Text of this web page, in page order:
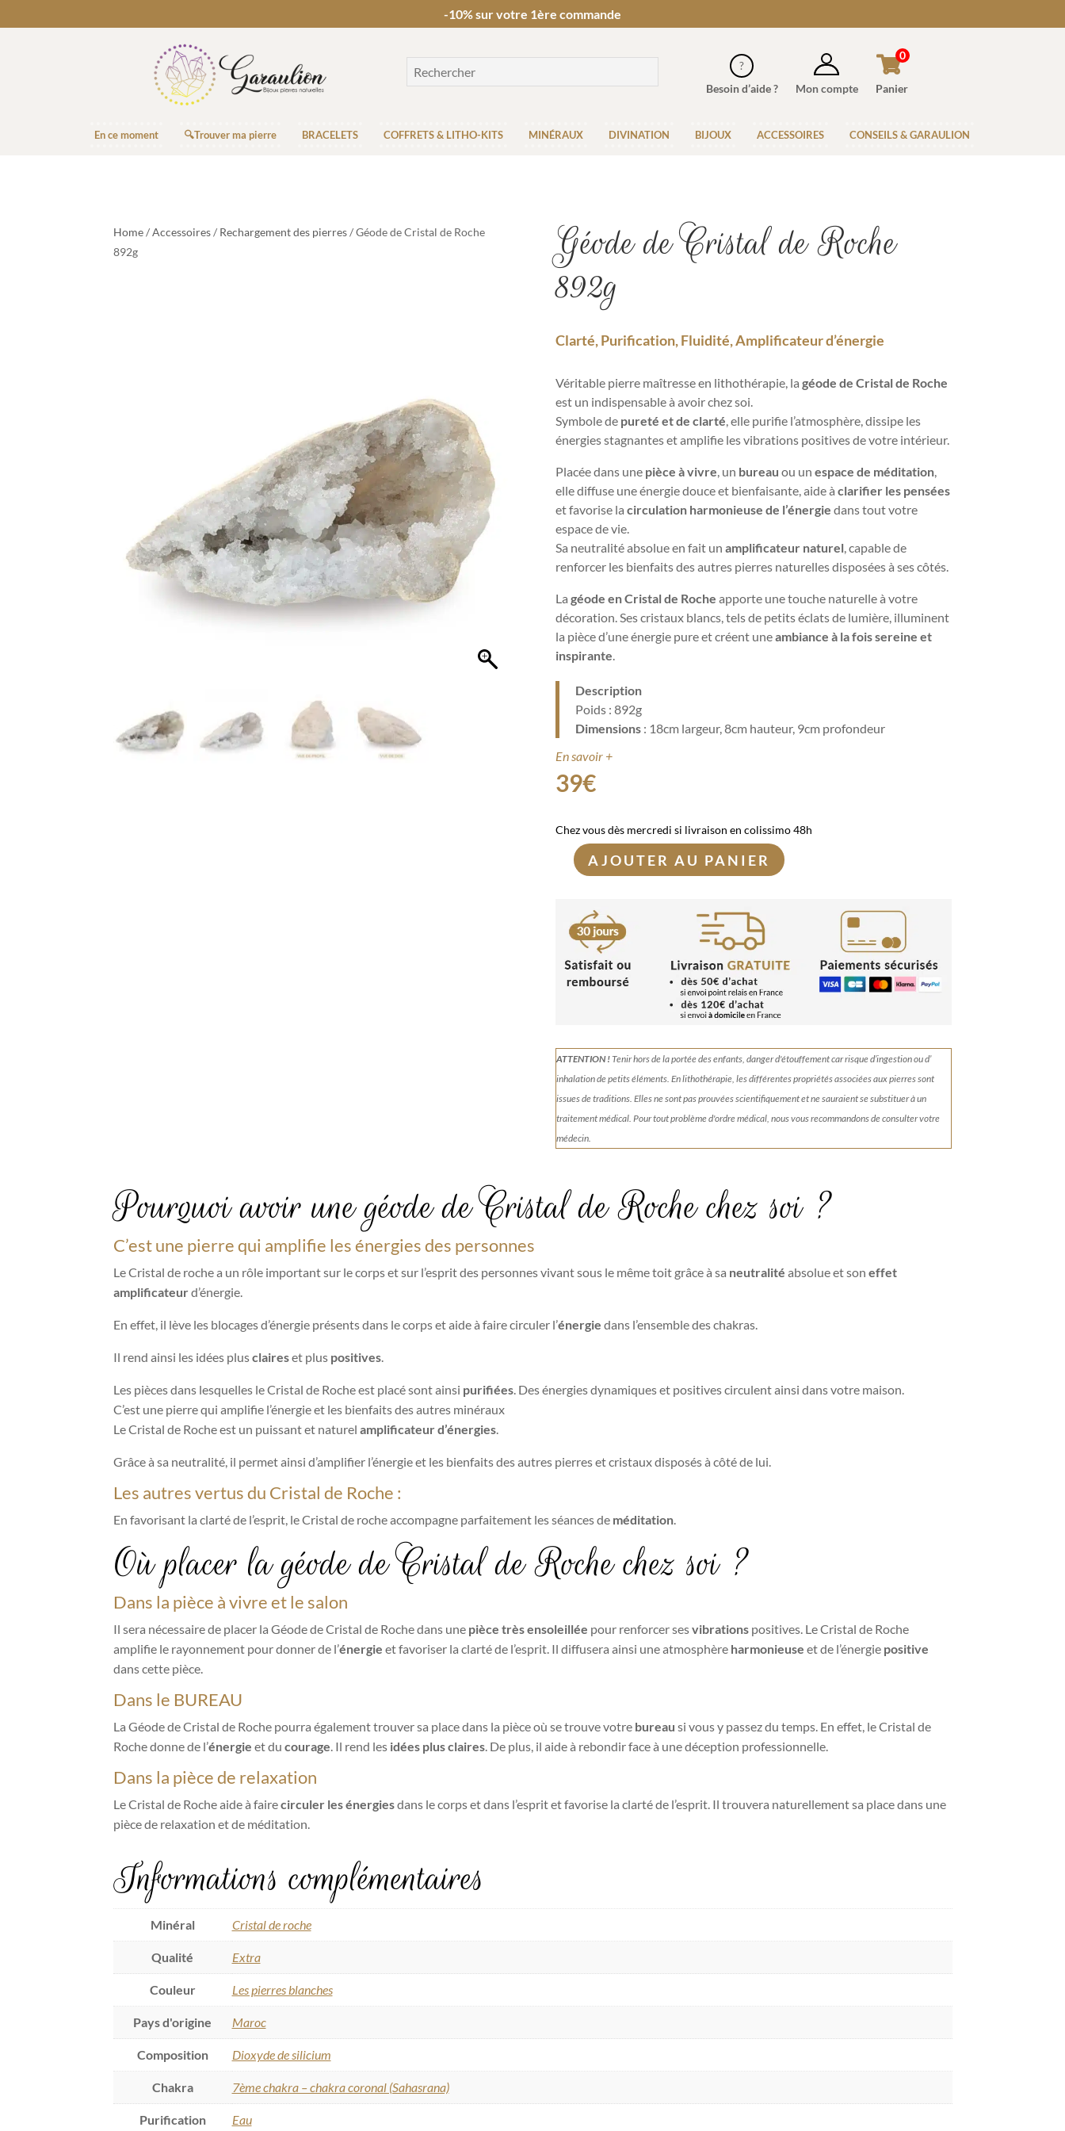
-10% sur votre 1ère commande
Besoin d’aide ? Mon compte Panier
0
En ce moment 🔍Trouver ma pierre BRACELETS COFFRETS & LITHO-KITS MINÉRAUX DIVINATION BIJOUX ACCESSOIRES CONSEILS & GARAULION
Home/Accessoires/ Rechargement des pierres/ Géode de Cristal de Roche
892g
Géode de Cristal de Roche
892g
Clarté, Purification, Fluidité, Amplificateur d’énergie
Véritable pierre maîtresse en lithothérapie, lagéode de Cristal de Roche
est un indispensable à avoir chez soi.
Symbole de pureté et de clarté, elle purifie l’atmosphère, dissipe les
énergies stagnantes et amplifie les vibrations positives de votre intérieur.
Placée dans une pièce à vivre, un bureau ou unespace de méditation,
elle diffuse une énergie douce et bienfaisante, aide àclarifier les pensées
et favorise lacirculation harmonieuse de l’énergie dans tout votre
espace de vie.
Sa neutralité absolue en fait unamplificateur naturel, capable de
renforcer les bienfaits des autres pierres naturelles disposées à ses côtés.
Lagéode en Cristal de Roche apporte une touche naturelle à votre
décoration. Ses cristaux blancs, tels de petits éclats de lumière, illuminent
la pièce d’une énergie pure et créent uneambiance à la fois sereine et
inspirante.
Description
Poids : 892g
Dimensions : 18cm largeur, 8cm hauteur, 9cm profondeur
En savoir +
39€
Chez vous dès mercredi si livraison en colissimo 48h
quantité
Cristal
de
Roche
AJOUTER AU PANIER
ATTENTION !Tenirhors de la portée des enfants, danger d'étouffement car risque d’ingestion ou d’
inhalation de petits éléments.En lithothérapie, les différentes propriétés associées aux pierres sont
issues de traditions. Elles ne sont pas prouvées scientifiquement et ne sauraient se substituer à un
traitement médical. Pour tout problème d'ordre médical, nous vous recommandons de consulter votre
médecin.
Pourquoi avoir une géode de Cristal de Roche chez soi ?
C’est une pierre qui amplifie les énergies des personnes
Le Cristal de roche a un rôle important sur le corps et sur l’esprit des personnes vivant sous le même toit grâce à sa neutralité absolue et son effet
amplificateurd’énergie.
En effet, il lève les blocages d’énergie présents dans le corps et aide à faire circuler l’énergie dans l’ensemble des chakras.
Il rend ainsi les idées plusclaireset plus positives.
Les pièces dans lesquelles le Cristal de Roche est placé sont ainsi purifiées. Des énergies dynamiques et positives circulent ainsi dans votre maison.
C’est une pierre qui amplifie l’énergie et les bienfaits des autres minéraux
Le Cristal de Roche est un puissant et naturel amplificateur d’énergies.
Grâce à sa neutralité, il permet ainsi d’amplifier l’énergie et les bienfaits des autres pierres et cristaux disposés à côté de lui.
Les autres vertus du Cristal de Roche :
En favorisant la clarté de l’esprit, le Cristal de roche accompagne parfaitement les séances de méditation.
Où placer la géode de Cristal de Roche chez soi ?
Dans la pièce à vivre et le salon
Il sera nécessaire de placer la Géode de Cristal de Roche dans une pièce très ensoleillée pour renforcer sesvibrations positives. Le Cristal de Roche
amplifie le rayonnement pour donner de l’énergie et favoriser la clarté de l’esprit. Il diffusera ainsi une atmosphère harmonieuse et de l’énergie positive
dans cette pièce.
Dans le BUREAU
La Géode de Cristal de Roche pourra également trouver sa place dans la pièce où se trouve votre bureau si vous y passez du temps. En effet, le Cristal de
Roche donne de l’énergie et du courage. Il rend les idées plus claires. De plus, il aide à rebondir face à une déception professionnelle.
Dans la pièce de relaxation
Le Cristal de Roche aide à fairecirculer les énergiesdans le corps et dans l’esprit et favorise la clarté de l’esprit. Il trouvera naturellement sa place dans une
pièce de relaxation et de méditation.
Informations complémentaires
Minéral Cristal de roche
Qualité Extra
Couleur Les pierres blanches
Pays d'origine Maroc
Composition Dioxyde de silicium
Chakra 7ème chakra – chakra coronal (Sahasrana)
Purification Eau